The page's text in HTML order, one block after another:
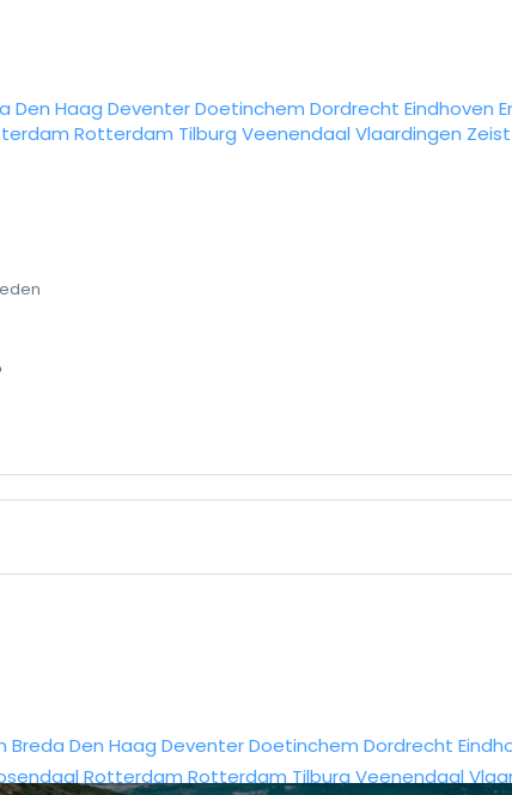
Den Haag DeventerDoetinchem Dordrecht Eindhoven
Rotterdam Tilburg Veenendaal Vlaardingen Zeist
Breda Den Haag DeventerDoetinchem Dordrecht
Rotterdam Rotterdam Tilburg Veenendaal